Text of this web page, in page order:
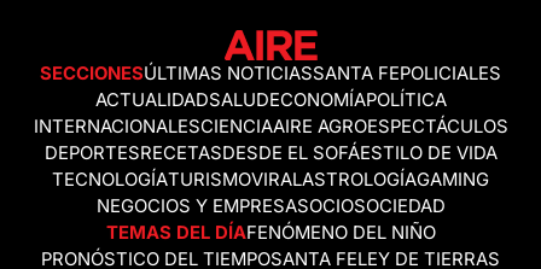
SECCIONESÚLTIMAS NOTICIASSANTA FEPOLICIALES
ACTUALIDADSALUDECONOMÍAPOLÍTICA
INTERNACIONALESCIENCIAAIRE AGROESPECTÁCULOS
DEPORTESRECETASDESDE EL SOFÁESTILO DE VIDA
TECNOLOGÍATURISMOVIRALASTROLOGÍAGAMING
NEGOCIOS Y EMPRESASOCIOSOCIEDAD
TEMAS DEL DÍAFENÓMENO DEL NIÑO
PRONÓSTICO DEL TIEMPOSANTA FELEY DE TIERRAS